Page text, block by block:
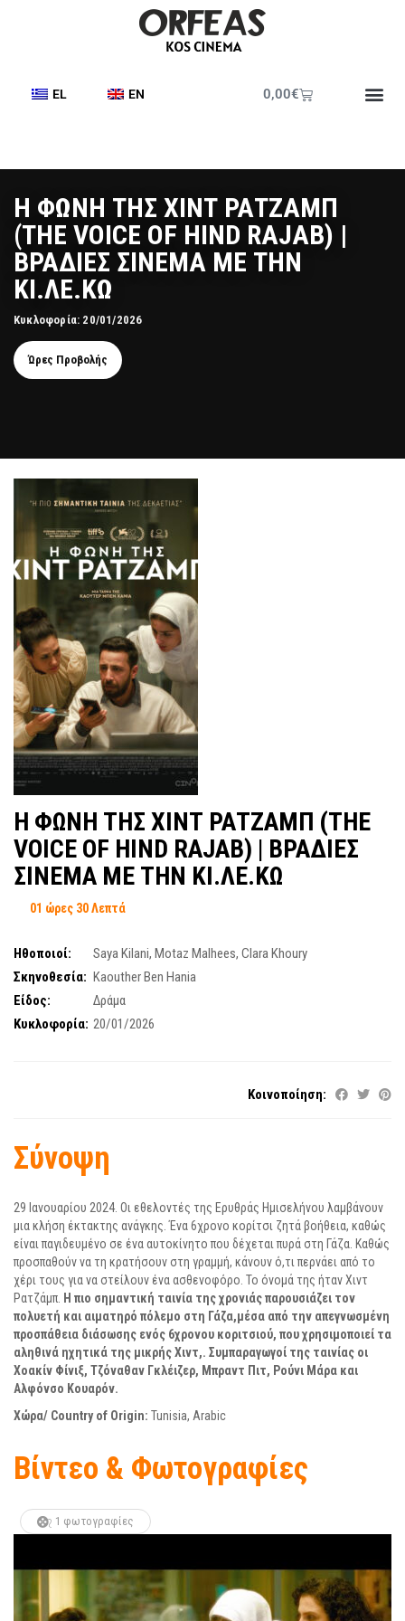
EL EN 0,00€
Η ΦΩΝΗ ΤΗΣ ΧΙΝΤ ΡΑΤΖΑΜΠ
(ΤΗΕ VOICE OF HIND RAJAB) |
ΒΡΑΔΙΕΣ ΣΙΝΕΜΑ ΜΕ ΤΗΝ
ΚΙ.ΛΕ.ΚΩ
Κυκλοφορία: 20/01/2026
Ώρες Προβολής
Η ΦΩΝΗ ΤΗΣ ΧΙΝΤ ΡΑΤΖΑΜΠ (ΤΗΕ
VOICE OF HIND RAJAB) | ΒΡΑΔΙΕΣ
ΣΙΝΕΜΑ ΜΕ ΤΗΝ ΚΙ.ΛΕ.ΚΩ
01 ώρες 30 Λεπτά
Ηθοποιοί: Saya Kilani, Motaz Malhees, Clara Khoury
Σκηνοθεσία: Kaouther Ben Hania
Είδος:
Δράμα
Κυκλοφορία: 20/01/2026
Κοινοποίηση:
Σύνοψη
29 Ιανουαρίου 2024. Οι εθελοντές της Ερυθράς Ημισελήνου λαμβάνουν
μια κλήση έκτακτης ανάγκης. Ένα 6χρονο κορίτσι ζητά βοήθεια, καθώς
είναι παγιδευμένο σε ένα αυτοκίνητο που δέχεται πυρά στη Γάζα. Καθώς
προσπαθούν να τη κρατήσουν στη γραμμή, κάνουν ό,τι περνάει από το
χέρι τους για να στείλουν ένα ασθενοφόρο. Το όνομά της ήταν Χιντ
Ρατζάμπ. Η πιο σημαντική ταινία της χρονιάς παρουσιάζει τον
πολυετή και αιματηρό πόλεμο στη Γάζα,μέσα από την απεγνωσμένη
προσπάθεια διάσωσης ενός 6χρονου κοριτσιού, που χρησιμοποιεί τα
αληθινά ηχητικά της μικρής Χιντ,. Συμπαραγωγοί της ταινίας οι
Χοακίν Φίνιξ, Τζόναθαν Γκλέιζερ, Μπραντ Πιτ, Ρούνι Μάρα και
Αλφόνσο Κουαρόν.
Χώρα/ Country of Origin: Tunisia, Arabic
Βίντεο & Φωτογραφίες
1 φωτογραφίες